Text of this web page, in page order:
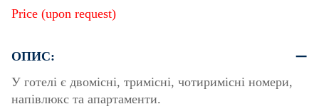
Price (upon request)
ОПИС:
У готелі є двомісні, тримісні, чотиримісні номери,
напівлюкс та апартаменти.